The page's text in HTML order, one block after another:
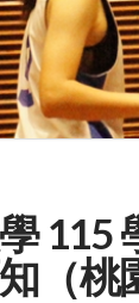
115
（桃